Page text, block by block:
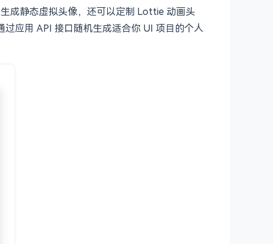
成静态虚拟头像，还可以定制 Lottie 动画头
应用 API 接口随机生成适合你 UI 项目的个人